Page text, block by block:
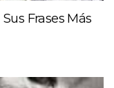
Frases Más